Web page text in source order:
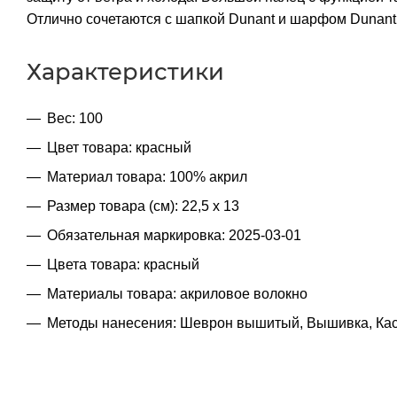
Отлично сочетаются с шапкой Dunant и шарфом Dunant
Характеристики
Вес: 100
Цвет товара: красный
Материал товара: 100% акрил
Размер товара (см): 22,5 х 13
Обязательная маркировка: 2025-03-01
Цвета товара: красный
Материалы товара: акриловое волокно
Методы нанесения: Шеврон вышитый, Вышивка,